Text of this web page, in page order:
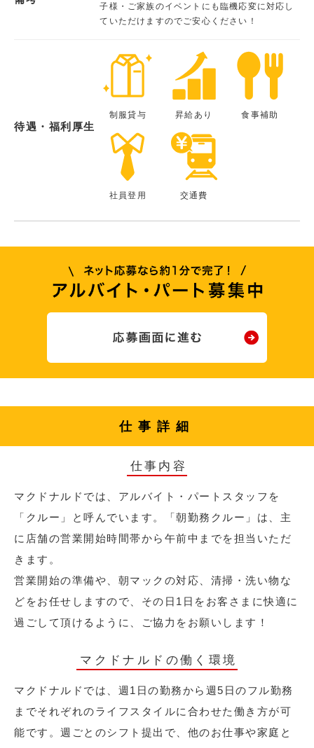
子様・ご家族のイベントにも臨機応変に対応し
ていただけますのでご安心ください！
待遇・福利厚生
制服貸与 昇給あり 食事補助
社員登用 交通費
仕事詳細
仕事内容
マクドナルドでは、アルバイト・パートスタッフを
「クルー」と呼んでいます。「朝勤務クルー」は、主
に店舗の営業開始時間帯から午前中までを担当いただ
きます。
営業開始の準備や、朝マックの対応、清掃・洗い物な
どをお任せしますので、その日1日をお客さまに快適に
過ごして頂けるように、ご協力をお願いします！
マクドナルドの働く環境
マクドナルドでは、週1日の勤務から週5日のフル勤務
までそれぞれのライフスタイルに合わせた働き方が可
能です。週ごとのシフト提出で、他のお仕事や家庭と